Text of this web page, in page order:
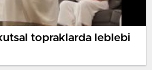
kutsal topraklarda leblebi